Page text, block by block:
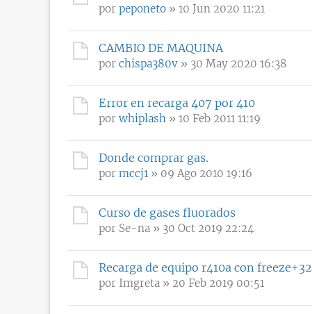
por peponeto » 10 Jun 2020 11:21
CAMBIO DE MAQUINA
por chispa380v » 30 May 2020 16:38
Error en recarga 407 por 410
por whiplash » 10 Feb 2011 11:19
Donde comprar gas.
por mccj1» 09 Ago 2010 19:16
Curso de gases fluorados
por Se-na » 30 Oct 2019 22:24
Recarga de equipo r410a con freeze+32
por Imgreta » 20 Feb 2019 00:51